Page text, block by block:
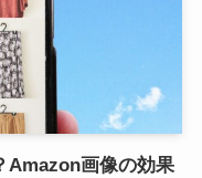
Amazon画像の効果